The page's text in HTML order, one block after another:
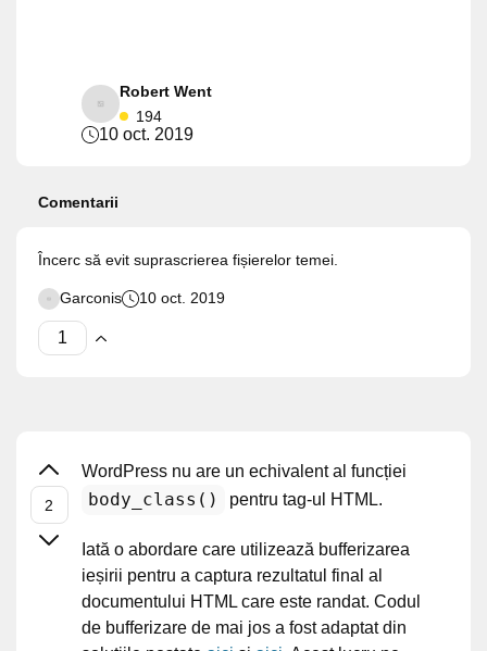
Robert Went
194
10 oct. 2019
Comentarii
Încerc să evit suprascrierea fișierelor temei.
Garconis 10 oct. 2019
WordPress nu are un echivalent al funcției
body_class() pentru tag-ul HTML.
Iată o abordare care utilizează bufferizarea
ieșirii pentru a captura rezultatul final al
documentului HTML care este randat. Codul
de bufferizare de mai jos a fost adaptat din